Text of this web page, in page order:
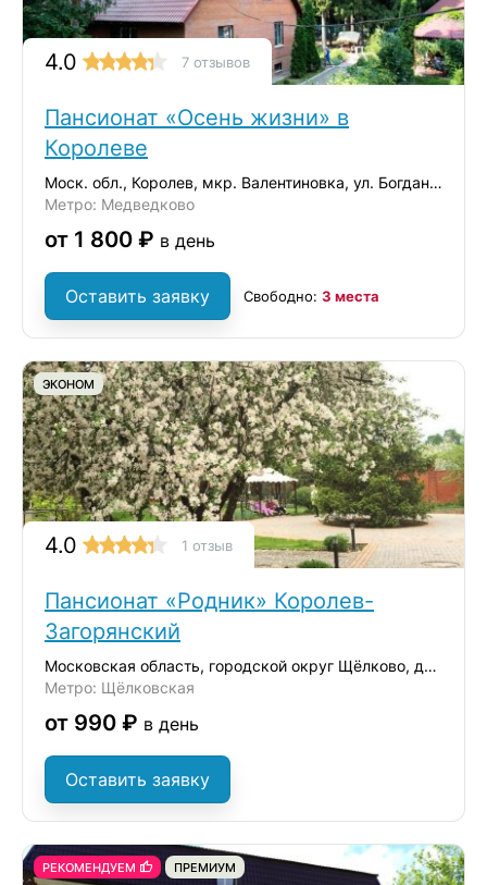
4.0 7 отзывов
Пансионат «Осень жизни» в
Королеве
Моск. обл., Королев, мкр. Валентиновка, ул. Богдана Хмельницкого, 8/17
Метро: Медведково
от 1 800 ₽ в день
Оставить заявку Свободно: 3 места
ЭКОНОМ
4.0 1 отзыв
Пансионат «Родник» Королев-
Загорянский
Московская область, городской округ Щёлково, дачный посёлок Загорянский,
Метро: Щёлковская
от 990 ₽ в день
Оставить заявку
РЕКОМЕНДУЕМ ПРЕМИУМ